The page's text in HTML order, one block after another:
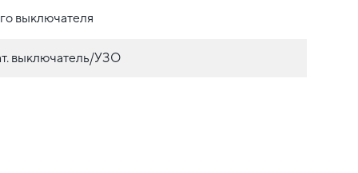
выключателя
выключатель/УЗО